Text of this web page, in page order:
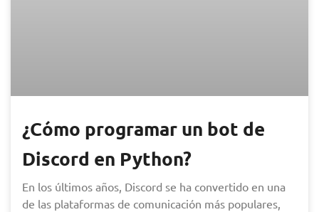
¿Cómo programar un bot de
Discord en Python?
En los últimos años, Discord se ha convertido en una
de las plataformas de comunicación más populares,